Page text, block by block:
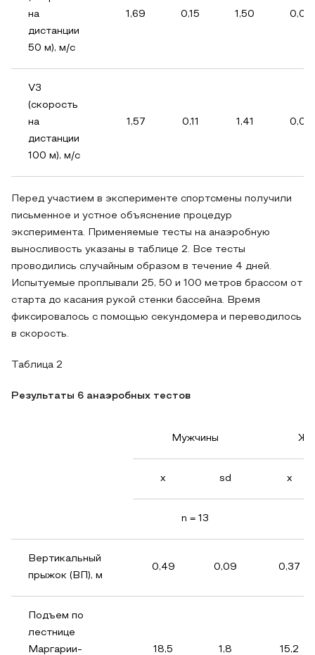
на
дистанции
50 м), м/с
1,69 0,15 1,50 0,06
V3
(скорость
на
дистанции
100 м), м/с
1,57 0,11 1,41 0,05
Перед участием в эксперименте спортсмены получили
письменное и устное объяснение процедур
эксперимента. Применяемые тесты на анаэробную
выносливость указаны в таблице 2. Все тесты
проводились случайным образом в течение 4 дней.
Испытуемые проплывали 25, 50 и 100 метров брассом от
старта до касания рукой стенки бассейна. Время
фиксировалось с помощью секундомера и переводилось
в скорость.
Таблица 2
Результаты 6 анаэробных тестов
Мужчины
x sd x
n = 13
Вертикальный
прыжок (ВП), м
0,49 0,09 0,37
Подъем по
лестнице
Маргарии-
18,5 1,8 15,2